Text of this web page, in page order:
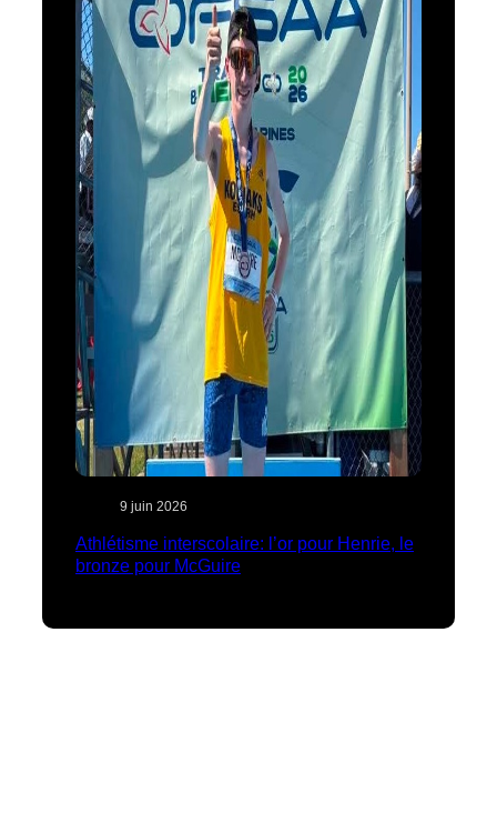
9 juin 2026
Athlétisme interscolaire: l’or pour Henrie, le
bronze pour McGuire